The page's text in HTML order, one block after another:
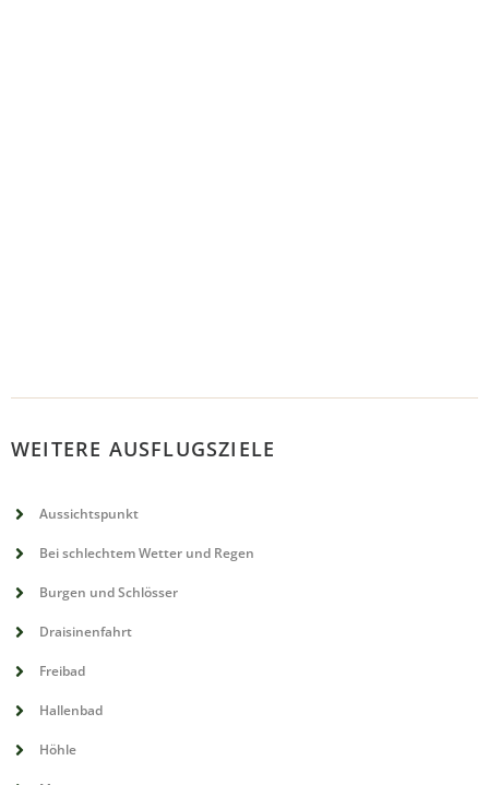
WEITERE AUSFLUGSZIELE
Aussichtspunkt
Bei schlechtem Wetter und Regen
Burgen und Schlösser
Draisinenfahrt
Freibad
Hallenbad
Höhle